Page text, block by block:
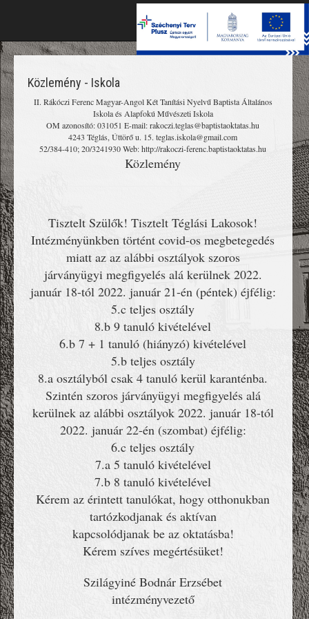
Közlemény - Iskola
II. Rákóczi Ferenc Magyar-Angol Két Tanítási Nyelvű Baptista Általános
Iskola és Alapfokú Művészeti Iskola
OM azonosító: 031051 E-mail: rakoczi.teglas@baptistaoktatas.hu
4243 Téglás, Úttörő u. 15. teglas.iskola@gmail.com
52/384-410; 20/3241930 Web: http://rakoczi-ferenc.baptistaoktatas.hu
Közlemény
Tisztelt Szülők! Tisztelt Téglási Lakosok!
Intézményünkben történt covid-os megbetegedés
miatt az az alábbi osztályok szoros
járványügyi megfigyelés alá kerülnek 2022.
január 18-tól 2022. január 21-én (péntek) éjfélig:
5.c teljes osztály
8.b 9 tanuló kivételével
6.b 7 + 1 tanuló (hiányzó) kivételével
5.b teljes osztály
8.a osztályból csak 4 tanuló kerül karanténba.
Szintén szoros járványügyi megfigyelés alá
kerülnek az alábbi osztályok 2022. január 18-tól
2022. január 22-én (szombat) éjfélig:
6.c teljes osztály
7.a 5 tanuló kivételével
7.b 8 tanuló kivételével
Kérem az érintett tanulókat, hogy otthonukban
tartózkodjanak és aktívan
kapcsolódjanak be az oktatásba!
Kérem szíves megértésüket!
Szilágyiné Bodnár Erzsébet
intézményvezető